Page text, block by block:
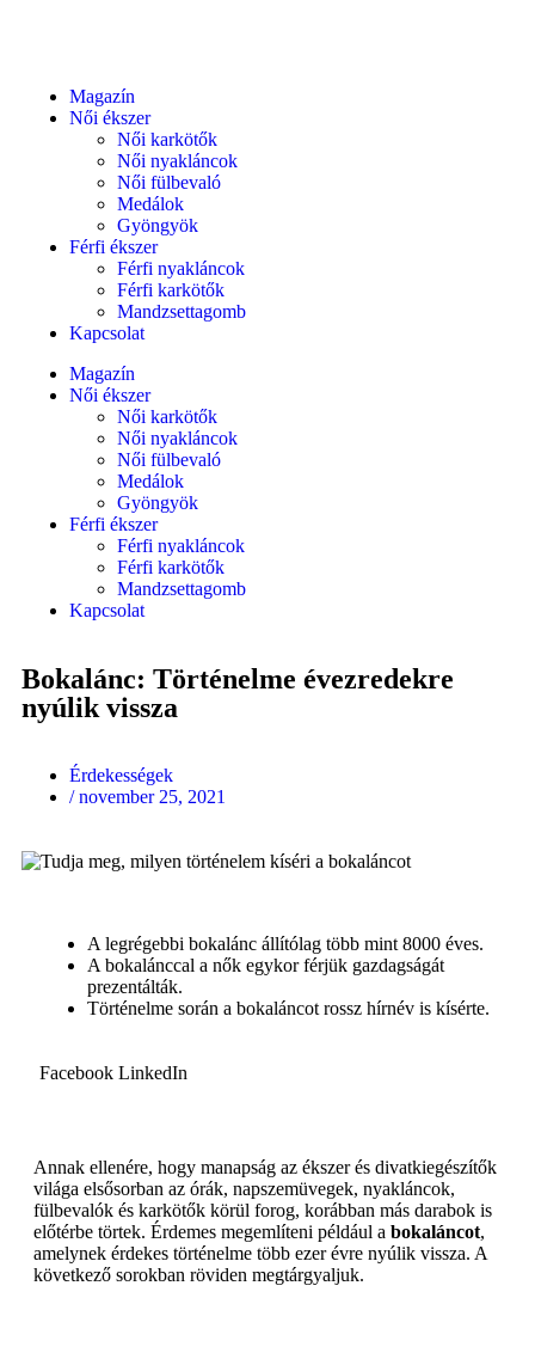
Magazín
Női ékszer
Női karkötők
Női nyakláncok
Női fülbevaló
Medálok
Gyöngyök
Férfi ékszer
Férfi nyakláncok
Férfi karkötők
Mandzsettagomb
Kapcsolat
Magazín
Női ékszer
Női karkötők
Női nyakláncok
Női fülbevaló
Medálok
Gyöngyök
Férfi ékszer
Férfi nyakláncok
Férfi karkötők
Mandzsettagomb
Kapcsolat
Bokalánc: Történelme évezredekre
nyúlik vissza
Érdekességek
/ november 25, 2021
A legrégebbi bokalánc állítólag több mint 8000 éves.
A bokalánccal a nők egykor férjük gazdagságát
prezentálták.
Történelme során a bokaláncot rossz hírnév is kísérte.
Facebook LinkedIn
Annak ellenére, hogy manapság az ékszer és divatkiegészítők
világa elsősorban az órák, napszemüvegek, nyakláncok,
fülbevalók és karkötők körül forog, korábban más darabok is
előtérbe törtek. Érdemes megemlíteni például a bokaláncot,
amelynek érdekes történelme több ezer évre nyúlik vissza. A
következő sorokban röviden megtárgyaljuk.